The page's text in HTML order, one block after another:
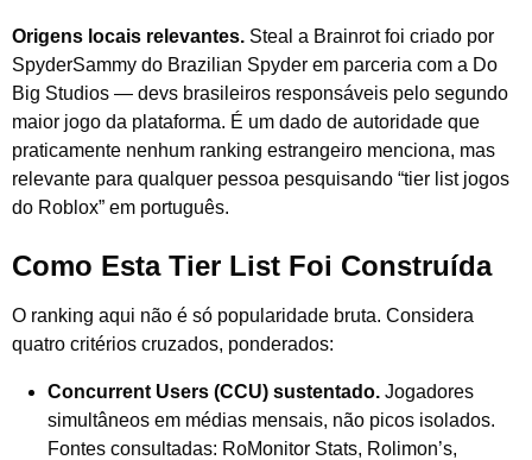
Origens locais relevantes. Steal a Brainrot foi criado por
SpyderSammy do Brazilian Spyder em parceria com a Do
Big Studios — devs brasileiros responsáveis pelo segundo
maior jogo da plataforma. É um dado de autoridade que
praticamente nenhum ranking estrangeiro menciona, mas
relevante para qualquer pessoa pesquisando “tier list jogos
do Roblox” em português.
Como Esta Tier List Foi Construída
O ranking aqui não é só popularidade bruta. Considera
quatro critérios cruzados, ponderados:
Concurrent Users (CCU) sustentado. Jogadores
simultâneos em médias mensais, não picos isolados.
Fontes consultadas: RoMonitor Stats, Rolimon’s,